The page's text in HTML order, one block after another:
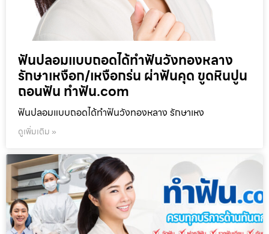
ฟันปลอมแบบถอดได้ทำฟันวังทองหลาง
รักษาเหงือก/เหงือกร่น ผ่าฟันคุด ขูดหินปูน
ถอนฟัน ทำฟัน.com
ฟันปลอมแบบถอดได้ทำฟันวังทองหลาง รักษาเหง
ดูเพิ่มเติม »